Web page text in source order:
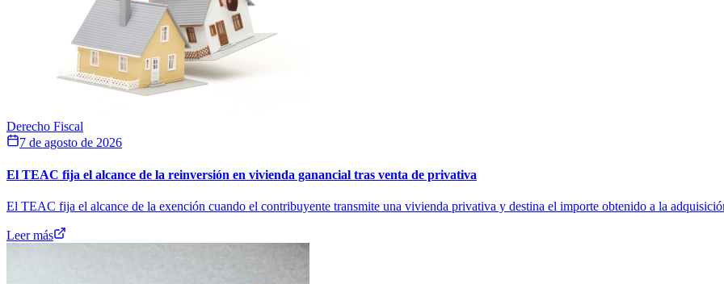
Derecho Fiscal
7 de agosto de 2026
El TEAC fija el alcance de la reinversión en vivienda ganancial tras venta de privativa
El TEAC fija el alcance de la exención cuando el contribuyente transmite una vivienda privativa y destina el importe obtenido a la
Leer más